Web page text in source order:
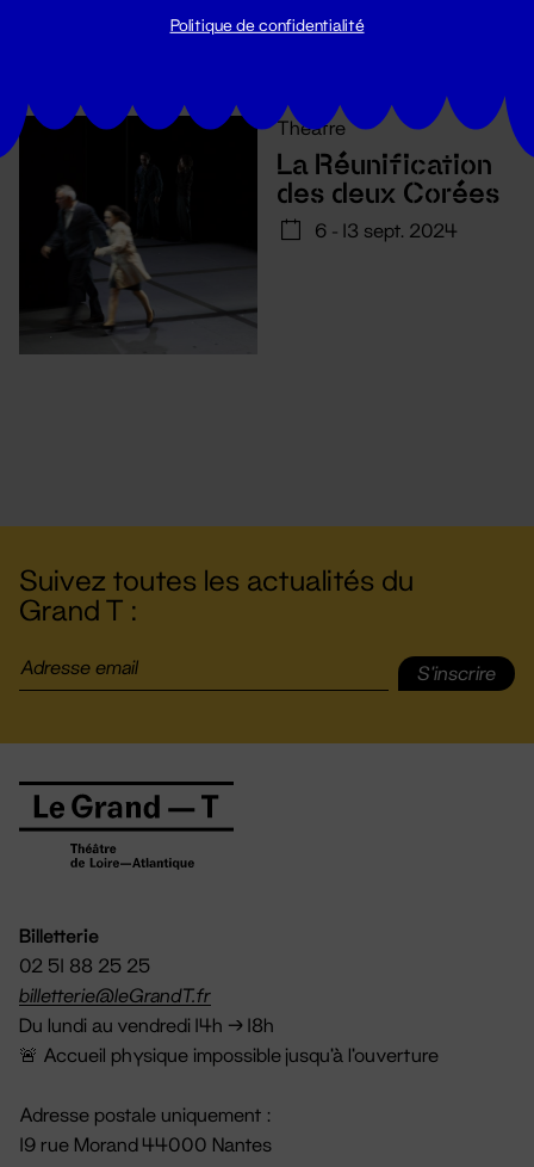
Théâtre
La Réunification
des deux Corées
6 - 13 sept. 2024
Suivez toutes les actualités du
Grand T :
S'inscrire
Billetterie
02 51 88 25 25
billetterie@leGrandT.fr
Du lundi au vendredi 14h → 18h
🚨 Accueil physique impossible jusqu'à l'ouverture
Adresse postale uniquement :
19 rue Morand 44000 Nantes
Politique de confidentialité